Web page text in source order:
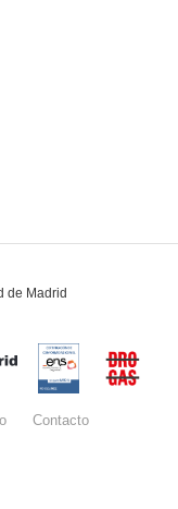
de Madrid
Certificación
conformidad
con el
Nacional de
Seguridad
del
legalContacto